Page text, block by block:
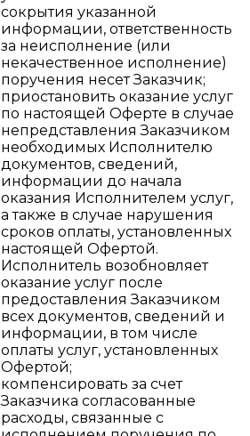
сокрытия указанной
информации, ответственность
за неисполнение (или
некачественное исполнение)
поручения несет Заказчик;
приостановить оказание услуг
по настоящей Оферте в случае
непредставления Заказчиком
необходимых Исполнителю
документов, сведений,
информации до начала
оказания Исполнителем услуг,
а также в случае нарушения
сроков оплаты, установленных
настоящей Офертой.
Исполнитель возобновляет
оказание услуг после
предоставления Заказчиком
всех документов, сведений и
информации, в том числе
оплаты услуг, установленных
Офертой;
компенсировать за счет
Заказчика согласованные
расходы, связанные с